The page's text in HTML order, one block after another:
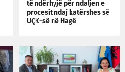
të ndërhyjë për ndaljen e
procesit ndaj katërshes së
UÇK-së në Hagë